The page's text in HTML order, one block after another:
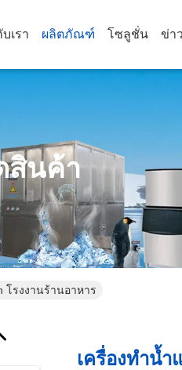
เรา ผลิตภัณฑ์ โซลูชั่น ข่าว
สินค้า
โรงงานร้านอาหาร
เครื่องทำน้